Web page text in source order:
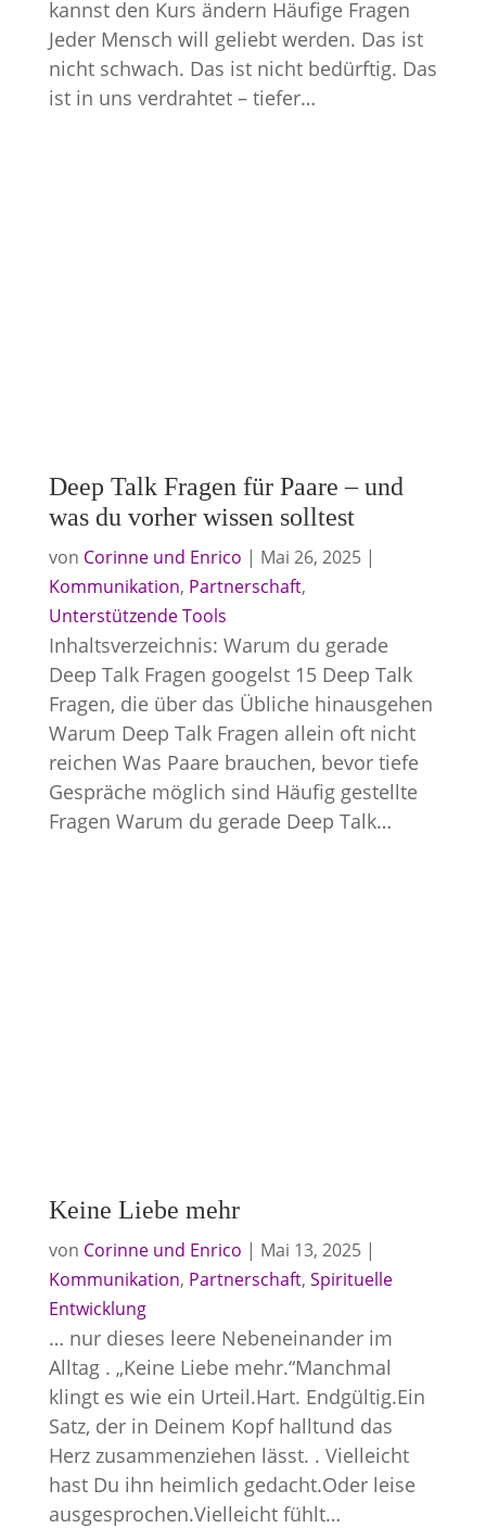
kannst den Kurs ändern Häufige Fragen
Jeder Mensch will geliebt werden. Das ist
nicht schwach. Das ist nicht bedürftig. Das
ist in uns verdrahtet – tiefer…
Deep Talk Fragen für Paare – und
was du vorher wissen solltest
von Corinne und Enrico | Mai 26, 2025|
Kommunikation, Partnerschaft,
Unterstützende Tools
Inhaltsverzeichnis: Warum du gerade
Deep Talk Fragen googelst 15 Deep Talk
Fragen, die über das Übliche hinausgehen
Warum Deep Talk Fragen allein oft nicht
reichen Was Paare brauchen, bevor tiefe
Gespräche möglich sind Häufig gestellte
Fragen Warum du gerade Deep Talk…
Keine Liebe mehr
von Corinne und Enrico | Mai 13, 2025|
Kommunikation, Partnerschaft, Spirituelle
Entwicklung
… nur dieses leere Nebeneinander im
Alltag . „Keine Liebe mehr.“Manchmal
klingt es wie ein Urteil.Hart. Endgültig.Ein
Satz, der in Deinem Kopf halltund das
Herz zusammenziehen lässt. . Vielleicht
hast Du ihn heimlich gedacht.Oder leise
ausgesprochen.Vielleicht fühlt…